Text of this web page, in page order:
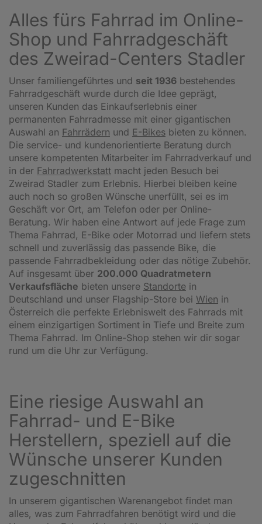
Alles fürs Fahrrad im Online-
Shop und Fahrradgeschäft
des Zweirad-Centers Stadler
Unser familiengeführtes und seit 1936 bestehendes
Fahrradgeschäft wurde durch die Idee geprägt,
unseren Kunden das Einkaufserlebnis einer
permanenten Fahrradmesse mit einer gigantischen
Auswahl an Fahrrädern und E-Bikes bieten zu können.
Die service- und kundenorientierte Beratung durch
unsere kompetenten Mitarbeiter im Fahrradverkauf und
in der Fahrradwerkstatt macht jeden Besuch bei
Zweirad Stadler zum Erlebnis. Hierbei bleiben keine
auch noch so großen Wünsche unerfüllt, sei es im
Geschäft vor Ort, am Telefon oder per Online-
Beratung. Wir haben eine Antwort auf jede Frage zum
Thema Fahrrad, E-Bike oder Motorrad und liefern stets
schnell und zuverlässig das passende Bike, die
passende Fahrradbekleidung oder das nötige Zubehör.
Auf insgesamt über 200.000 Quadratmetern
Verkaufsfläche bieten unsere Standorte in
Deutschland und unser Flagship-Store bei Wien in
Österreich die perfekte Erlebniswelt des Fahrrads mit
einem einzigartigen Sortiment in Tiefe und Breite zum
Thema Fahrrad. Im Online-Shop stehen wir dir sogar
rund um die Uhr zur Verfügung.
Eine riesige Auswahl an
Fahrrad- und E-Bike
Herstellern, speziell auf die
Wünsche unserer Kunden
zugeschnitten
In unserem gigantischen Warenangebot findet man
alles, was zum Fahrradfahren benötigt wird und die